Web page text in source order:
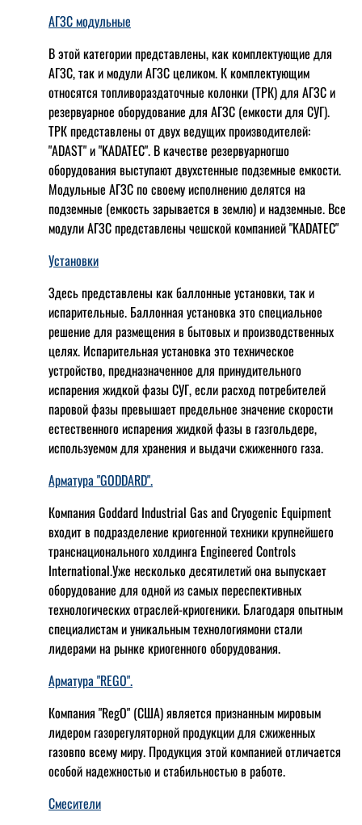
АГЗС модульные
В этой категории представлены, как комплектующие для
АГЗС, так и модули АГЗС целиком. К комплектующим
относятся топливораздаточные колонки (ТРК) для АГЗС и
резервуарное оборудование для АГЗС (емкости для СУГ).
ТРК представлены от двух ведущих производителей:
"ADAST" и "KADATEC". В качестве резервуарногшо
оборудования выступают двухстенные подземные емкости.
Модульные АГЗС по своему исполнению делятся на
подземные (емкость зарывается в землю) и надземные. Все
модули АГЗС представлены чешской компанией "KADATEC"
Установки
Здесь представлены как баллонные установки, так и
испарительные. Баллонная установка это специальное
решение для размещения в бытовых и производственных
целях. Испарительная установка это техническое
устройство, предназначенное для принудительного
испарения жидкой фазы СУГ, если расход потребителей
паровой фазы превышает предельное значение скорости
естественного испарения жидкой фазы в газгольдере,
используемом для хранения и выдачи сжиженного газа.
Арматура "GODDARD".
Компания Goddard Industrial Gas and Cryogenic Equipment
входит в подразделение криогенной техники крупнейшего
транснационального холдинга Engineered Controls
International.Уже несколько десятилетий она выпускает
оборудование для одной из самых переспективных
технологических отраслей-криогеники. Благодаря опытным
специалистам и уникальным технологиямони стали
лидерами на рынке криогенного оборудования.
Арматура "REGO".
Компания "RegO" (США) является признанным мировым
лидером газорегуляторной продукции для сжиженных
газовпо всему миру. Продукция этой компанией отличается
особой надежностью и стабильностью в работе.
Смесители